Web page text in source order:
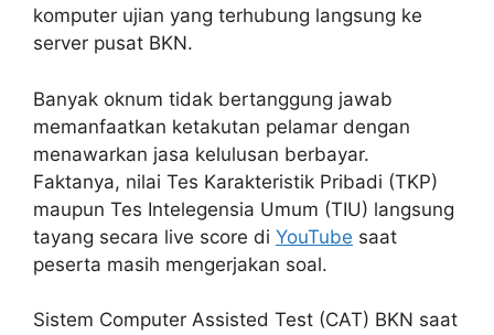
komputer ujian yang terhubung langsung ke
server pusat BKN.
Banyak oknum tidak bertanggung jawab
memanfaatkan ketakutan pelamar dengan
menawarkan jasa kelulusan berbayar.
Faktanya, nilai Tes Karakteristik Pribadi (TKP)
maupun Tes Intelegensia Umum (TIU) langsung
tayang secara live score di YouTube saat
peserta masih mengerjakan soal.
Sistem Computer Assisted Test (CAT) BKN saat